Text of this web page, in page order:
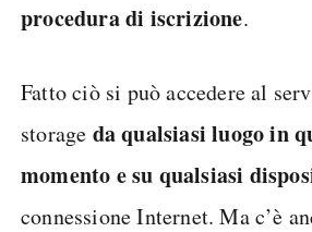
procedura di iscrizione.
Fatto ciò si può accedere al
storage da qualsiasi luogo in
momento e su qualsiasi
connessione Internet. Ma c’è